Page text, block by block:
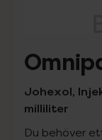
Johexol,
milliliter
Du behöver